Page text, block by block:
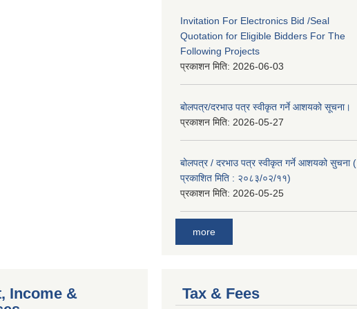
Invitation For Electronics Bid /Seal
Quotation for Eligible Bidders For The
Following Projects
प्रकाशन मिति: 2026-06-03
बोलपत्र/दरभाउ पत्र स्वीकृत गर्ने आशयको सूचना।
प्रकाशन मिति: 2026-05-27
बोलपत्र / दरभाउ पत्र स्वीकृत गर्ने आशयको सुचना (
प्रकाशित मिति : २०८३/०२/११)
प्रकाशन मिति: 2026-05-25
more
Income &
Tax & Fees